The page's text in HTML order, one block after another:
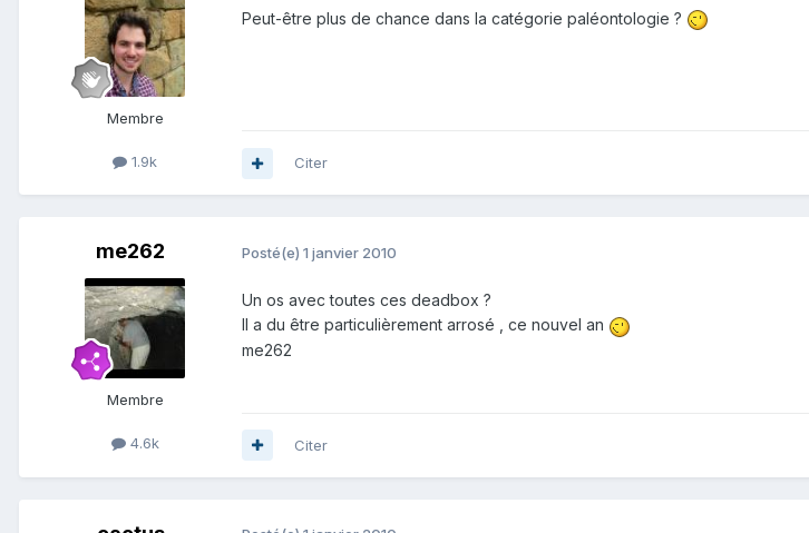
Membre
1.9k
Peut-être plus de chance dans la catégorie paléontologie ?
Citer
me262
Membre
4.6k
Posté(e) 1 janvier 2010
Un os avec toutes ces deadbox ?
Il a du être particulièrement arrosé , ce nouvel an
me262
Citer